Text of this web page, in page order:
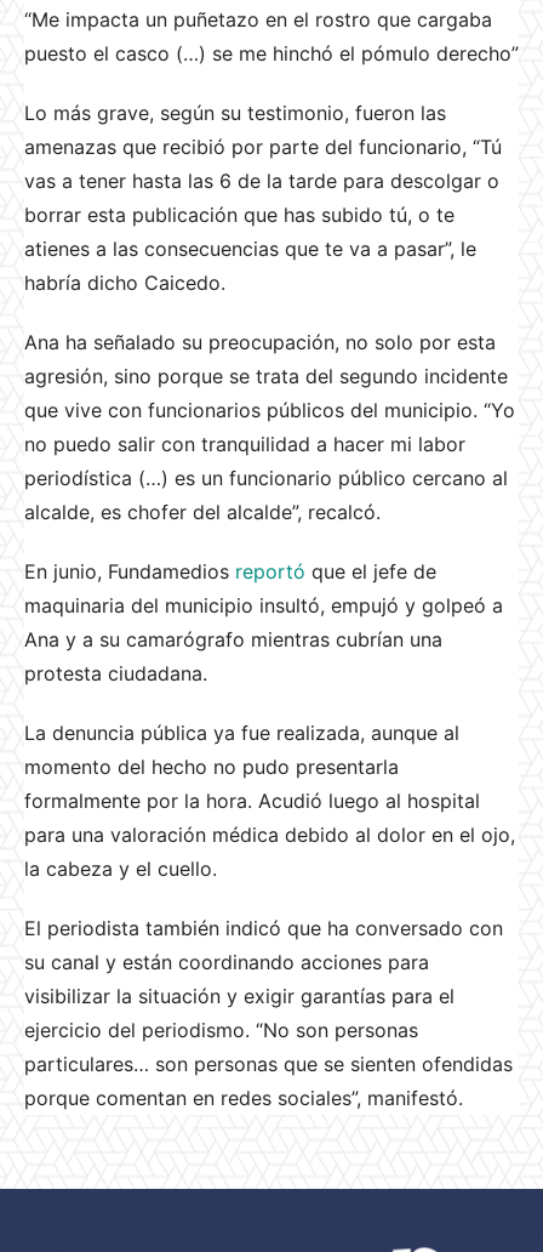
“Me impacta un puñetazo en el rostro que cargaba
puesto el casco (…) se me hinchó el pómulo derecho”
Lo más grave, según su testimonio, fueron las
amenazas que recibió por parte del funcionario, “Tú
vas a tener hasta las 6 de la tarde para descolgar o
borrar esta publicación que has subido tú, o te
atienes a las consecuencias que te va a pasar”, le
habría dicho Caicedo.
Ana ha señalado su preocupación, no solo por esta
agresión, sino porque se trata del segundo incidente
que vive con funcionarios públicos del municipio. “Yo
no puedo salir con tranquilidad a hacer mi labor
periodística (…) es un funcionario público cercano al
alcalde, es chofer del alcalde”, recalcó.
En junio, Fundamedios reportó que el jefe de
maquinaria del municipio insultó, empujó y golpeó a
Ana y a su camarógrafo mientras cubrían una
protesta ciudadana.
La denuncia pública ya fue realizada, aunque al
momento del hecho no pudo presentarla
formalmente por la hora. Acudió luego al hospital
para una valoración médica debido al dolor en el ojo,
la cabeza y el cuello.
El periodista también indicó que ha conversado con
su canal y están coordinando acciones para
visibilizar la situación y exigir garantías para el
ejercicio del periodismo. “No son personas
particulares… son personas que se sienten ofendidas
porque comentan en redes sociales”, manifestó.